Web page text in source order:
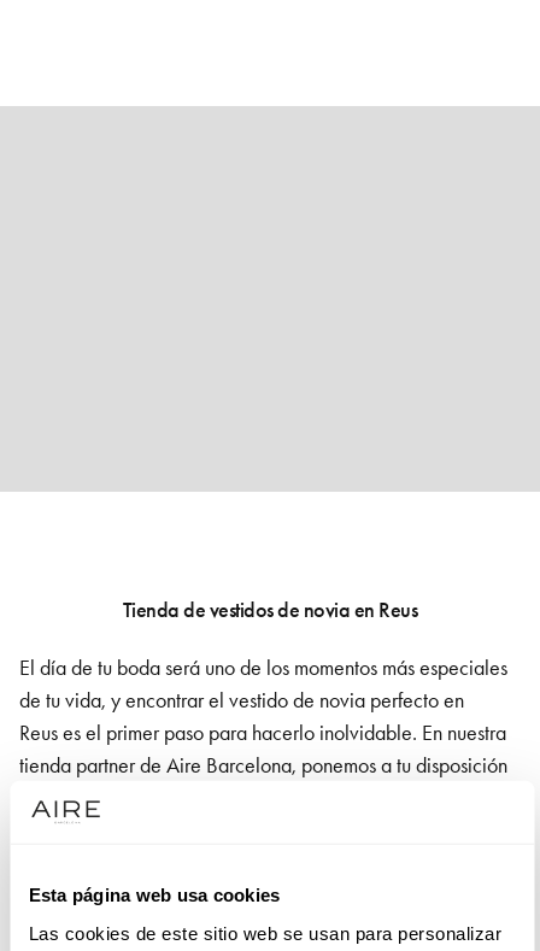
Esta página web usa cookies
Las cookies de este sitio web se usan para personalizar
Tienda de vestidos de novia en Reus
El día de tu boda será uno de los momentos más especiales
de tu vida, y encontrar el vestido de novia perfectoen
Reuses el primer paso para hacerlo inolvidable. En nuestra
tienda partner de Aire Barcelona, ponemos a tu disposición
una cuidada selección de vestidos de boda que combinan
diseño, calidad y un estilo único pensado para realzar tu